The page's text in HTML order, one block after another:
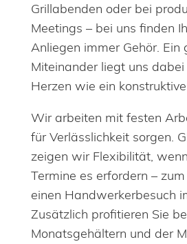
Grillabenden oder bei
Meetings – bei uns finden
Anliegen immer Gehör. Ein
Miteinander liegt uns
Herzen wie ein
Wir arbeiten mit festen
für Verlässlichkeit sorgen.
zeigen wir Flexibilität,
Termine es erfordern –
einen Handwerkerbesuch
Zusätzlich profitieren Sie
Monatsgehältern und der